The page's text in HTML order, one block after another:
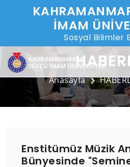
İMAM
Sosyal Bilimler
Anasayfa
Enstitümüz Müzik
Bünyesinde